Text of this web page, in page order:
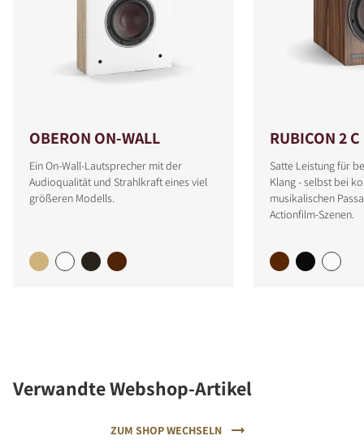
OBERON ON-WALL
Ein On-Wall-Lautsprecher mit der
Audioqualität und Strahlkraft eines viel
größeren Modells.
RUBICON 2 C
Satte Leistung für
Klang - selbst bei
musikalischen
Actionfilm-Szenen.
Verwandte Webshop-Artikel
ZUM SHOP WECHSELN